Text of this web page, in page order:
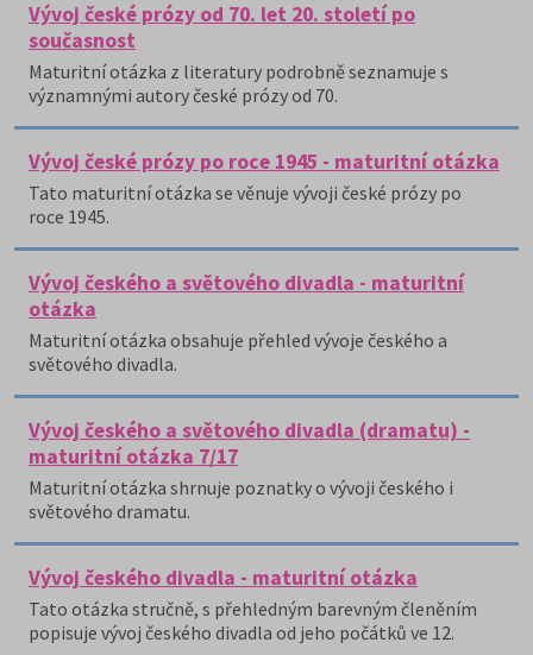
Vývoj české prózy od 70. let 20. století po
současnost
Maturitní otázka z literatury podrobně seznamuje s
významnými autory české prózy od 70.
Vývoj české prózy po roce 1945 - maturitní otázka
Tato maturitní otázka se věnuje vývoji české prózy po
roce 1945.
Vývoj českého a světového divadla - maturitní
otázka
Maturitní otázka obsahuje přehled vývoje českého a
světového divadla.
Vývoj českého a světového divadla (dramatu) -
maturitní otázka 7/17
Maturitní otázka shrnuje poznatky o vývoji českého i
světového dramatu.
Vývoj českého divadla - maturitní otázka
Tato otázka stručně, s přehledným barevným členěním
popisuje vývoj českého divadla od jeho počátků ve 12.